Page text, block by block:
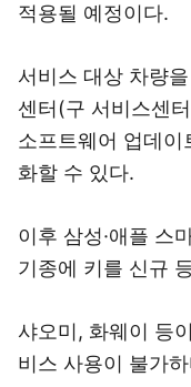
적용될 예정이다.
서비스 대상 차량
센터(구 서비스센
소프트웨어 업데이
화할 수 있다.
이후 삼성·애플 스
기종에 키를 신규
샤오미, 화웨이 등
비스 사용이 불가